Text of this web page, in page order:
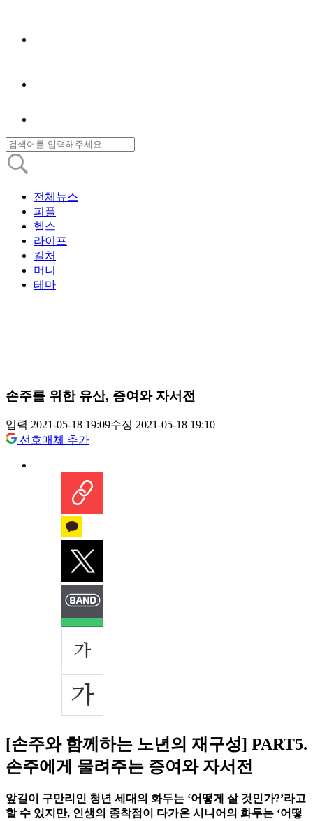
전체뉴스
피플
헬스
라이프
컬처
머니
테마
손주를 위한 유산, 증여와 자서전
입력 2021-05-18 19:09수정 2021-05-18 19:10
선호매체 추가
[손주와 함께하는 노년의 재구성] PART5.
손주에게 물려주는 증여와 자서전
앞길이 구만리인 청년 세대의 화두는 ‘어떻게 살 것인가?’라고
할 수 있지만, 인생의 종착점이 다가온 시니어의 화두는 ‘어떻